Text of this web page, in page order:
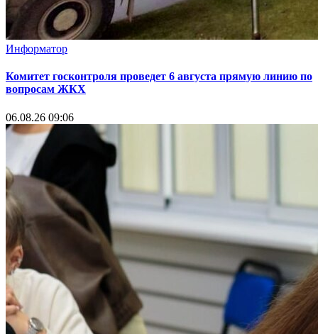
Информатор
Комитет госконтроля проведет 6 августа прямую линию по
вопросам ЖКХ
06.08.26 09:06